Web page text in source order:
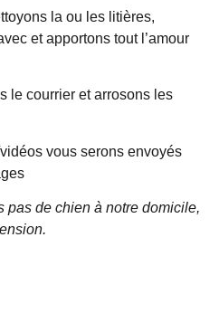
la ou les litières,
et apportons tout l’amour
le courrier et arrosons les
vous serons envoyés
de chien à notre domicile,